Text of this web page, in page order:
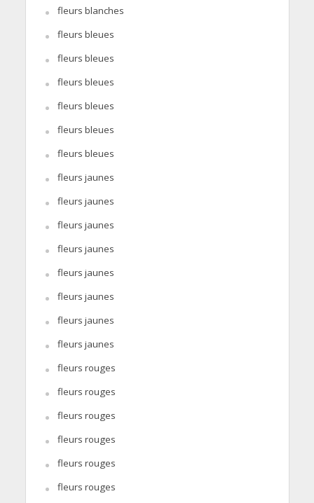
fleurs blanches
fleurs bleues
fleurs bleues
fleurs bleues
fleurs bleues
fleurs bleues
fleurs bleues
fleurs jaunes
fleurs jaunes
fleurs jaunes
fleurs jaunes
fleurs jaunes
fleurs jaunes
fleurs jaunes
fleurs jaunes
fleurs rouges
fleurs rouges
fleurs rouges
fleurs rouges
fleurs rouges
fleurs rouges